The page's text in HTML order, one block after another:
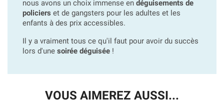
nous avons un choix immense en déguisements de
policiers et de gangsters pour les adultes et les
enfants à des prix accessibles.
Il y a vraiment tous ce qu'il faut pour avoir du succès
lors d'une soirée déguisée !
VOUS AIMEREZ AUSSI...